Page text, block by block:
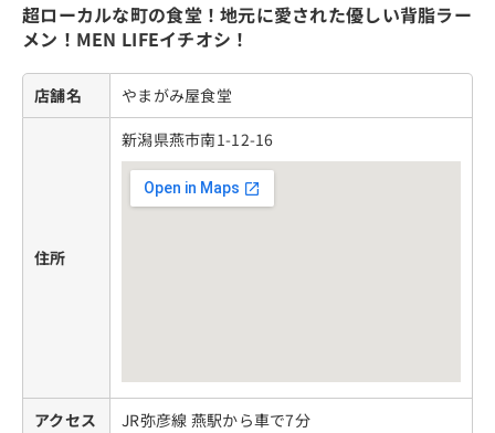
超ローカルな町の食堂！地元に愛された優しい背脂ラー
メン！MEN LIFEイチオシ！
店舗名 やまがみ屋食堂
住所
新潟県燕市南1-12-16
アクセス
JR弥彦線 燕駅から車で7分